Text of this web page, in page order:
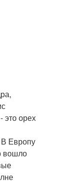
это орех
Европу
вошло